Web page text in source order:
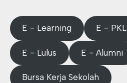
E - Learning E - PKL
E - Lulus E - Alumni
Bursa Kerja Sekolah